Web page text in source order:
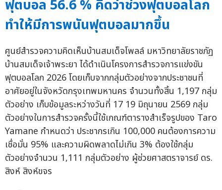
ฟุตบอล 56.6 % คิดว่าช่วงฟุตบอลโลก
ทำให้มีการพนันฟุตบอลมากขึ้น
ศูนย์สำรวจความคิดเห็นบ้านสมเด็จโพลล์ มหาวิทยาลัยราชภัฏ
บ้านสมเด็จเจ้าพระยา ได้ดำเนินโครงการสำรวจการแข่งขัน
ฟุตบอลโลก 2026 โดยเก็บจากกลุ่มตัวอย่างจากประชาชนที่
อาศัยอยู่ในจังหวัดกรุงเทพมหานคร จำนวนทั้งสิ้น 1,197 กลุ่ม
ตัวอย่าง เก็บข้อมูลระหว่างวันที่ 17 19 มิถุนายน 2569 กลุ่ม
ตัวอย่างในการสำรวจครั้งนี้ใช้เกณฑ์ตารางสำเร็จรูปของ Taro
Yamane กำหนดว่า ประชากรเกิน 100,000 คนต้องการความ
เชื่อมั่น 95% และความผิดพลาดไม่เกิน 3% ต้องใช้กลุ่ม
ตัวอย่างจำนวน 1,111 กลุ่มตัวอย่าง ผู้ช่วยศาสตราจารย์ ดร.
สิงห์ สิงห์ขจร